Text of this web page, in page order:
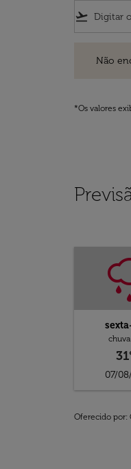
flight_takeoff
Não
*Os valores
07/
Oferecido por: